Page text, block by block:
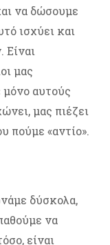
να δώσουμε
ισχύει και
Είναι
μας
αυτούς
μας πιέζει
πούμε «αντίο».
δύσκολα,
να
είναι